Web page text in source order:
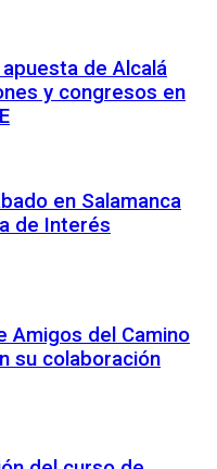
de Alcalá
y congresos en
en Salamanca
de Interés
Amigos del Camino
su colaboración